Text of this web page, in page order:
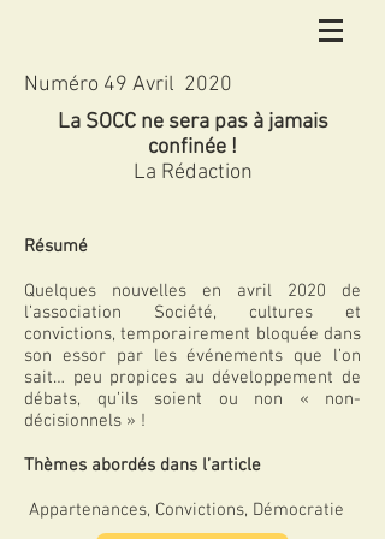
Numéro 49 Avril 2020
La SOCC ne sera pas à jamais
confinée !
La Rédaction
Résumé
Quelques nouvelles en avril 2020 de
l’association Société, cultures et
convictions, temporairement bloquée dans
son essor par les événements que l’on
sait… peu propices au développement de
débats, qu’ils soient ou non « non-
décisionnels » !
Thèmes abordés dans l’article
Appartenances, Convictions, Démocratie